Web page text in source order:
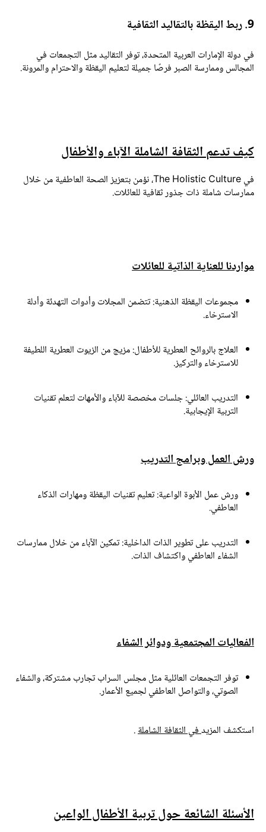
في دولة الإمارات العربية المتحدة، توفر التقاليد مثل التجمعات في
المجالس وممارسة الصبر فرصًا جميلة لتعليم اليقظة والاحترام والمرونة.
كيف تدعم الثقافة الشاملة الآباء والأطفال
في The Holistic Culture، نؤمن بتعزيز الصحة العاطفية من خلال
ممارسات شاملة ذات جذور ثقافية للعائلات.
مواردنا للعناية الذاتية للعائلات
مجموعات اليقظة الذهنية:تتضمن المجلات وأدوات التهدئة وأدلة
الاسترخاء.
العلاج بالروائح العطرية للأطفال:مزيج من الزيوت العطرية اللطيفة
للاسترخاء والتركيز.
التدريب العائلي:جلسات مخصصة للآباء والأمهات لتعلم تقنيات
التربية الإيجابية.
ورش العمل وبرامج التدريب
ورش عمل الأبوة الواعية:تعليم تقنيات اليقظة ومهارات الذكاء
العاطفي.
التدريب على تطوير الذات الداخلية:تمكين الآباء من خلال ممارسات
الشفاء العاطفي واكتشاف الذات.
الفعاليات المجتمعية ودوائر الشفاء
توفر التجمعات العائلية مثل مجلس السراب تجارب مشتركة، والشفاء
الصوتي، والتواصل العاطفي لجميع الأعمار.
استكشف المزيدفي الثقافة الشاملة.
الأسئلة الشائعة حول تربية الأطفال الواعين